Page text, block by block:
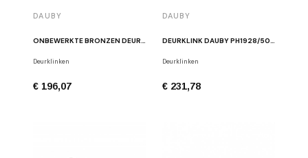
DAUBY
ONBEWERKTE BRONZEN DEURKLINK DAUBY PH1925+ RB
Deurklinken
€ 196,07
DAUBY
DEURKLINK DAUBY PH1928/50Q RUW BRONS GEPOLIJST
Deurklinken
€ 231,78